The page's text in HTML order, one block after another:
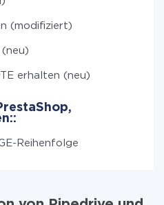
(modifiziert)
erhalten (neu)
Reihenfolge